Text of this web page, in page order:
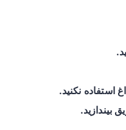
استفاده نکنید.
بیندازید.